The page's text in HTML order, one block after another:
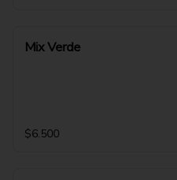
Mix Verde
$6.500